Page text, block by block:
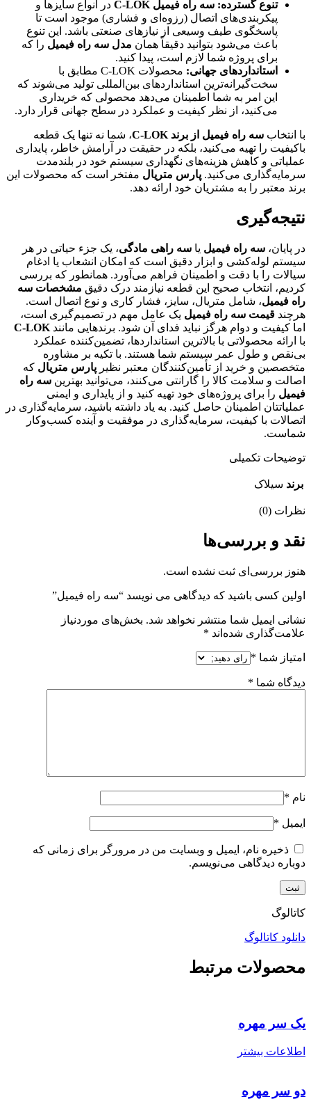
تنوع گسترده: سه راه فیمیل C-LOK
در انواع سایزها و
پیکربندی‌های اتصال (رزوه‌ای و فشاری) موجود است تا
پاسخگوی طیف وسیعی از نیازهای صنعتی باشد. این تنوع
باعث می‌شود بتوانید دقیقاً همان مدل سه راه فیمیل را که
برای پروژه شما لازم است، پیدا کنید.
استانداردهای جهانی:
محصولات C-LOK مطابق با
سخت‌گیرانه‌ترین استانداردهای بین‌المللی تولید می‌شوند که
این امر به شما اطمینان می‌دهد محصولی که خریداری
می‌کنید، از نظر کیفیت و عملکرد در سطح جهانی قرار دارد.
با انتخاب سه راه فیمیل از برند C-LOK
، شما نه تنها یک قطعه
باکیفیت را تهیه می‌کنید، بلکه در حقیقت در آرامش خاطر، پایداری
عملیاتی و کاهش هزینه‌های نگهداری سیستم خود در بلندمدت
سرمایه‌گذاری می‌کنید. پارس متریال مفتخر است که محصولات این
برند معتبر را به مشتریان خود ارائه دهد.
نتیجه‌گیری
در پایان، سه راه فیمیل یا سه راهی مادگی، یک جزء حیاتی در هر
سیستم لوله‌کشی و ابزار دقیق است که امکان انشعاب یا ادغام
سیالات را با دقت و اطمینان فراهم می‌آورد. همانطور که بررسی
کردیم، انتخاب صحیح این قطعه نیازمند درک دقیق مشخصات سه
راه فیمیل، شامل متریال، سایز، فشار کاری و نوع اتصال است.
هرچند قیمت سه راه فیمیل یک عامل مهم در تصمیم‌گیری است،
اما کیفیت و دوام هرگز نباید فدای آن شود. برندهایی مانند C-LOK
با ارائه محصولاتی با بالاترین استانداردها، تضمین‌کننده عملکرد
بی‌نقص و طول عمر سیستم شما هستند. با تکیه بر مشاوره
متخصصین و خرید از تأمین‌کنندگان معتبر نظیر پارس متریال که
اصالت و سلامت کالا را گارانتی می‌کنند، می‌توانید بهترین سه راه
فیمیل را برای پروژه‌های خود تهیه کنید و از پایداری و ایمنی
عملیاتتان اطمینان حاصل کنید. به یاد داشته باشید، سرمایه‌گذاری در
اتصالات با کیفیت، سرمایه‌گذاری در موفقیت و آینده کسب‌وکار
شماست.
توضیحات تکمیلی
برند سیلاک
نظرات (0)
نقد و بررسی‌ها
هنوز بررسی‌ای ثبت نشده است.
اولین کسی باشید که دیدگاهی می نویسد “سه راه فیمیل”
نشانی ایمیل شما منتشر نخواهد شد. بخش‌های موردنیاز
علامت‌گذاری شده‌اند *
امتیاز شما *
دیدگاه شما *
نام *
ایمیل *
ذخیره نام، ایمیل و وبسایت من در مرورگر برای زمانی که
دوباره دیدگاهی می‌نویسم.
کاتالوگ
دانلود کاتالوگ
محصولات مرتبط
یک سر مهره
اطلاعات بیشتر
دو سر مهره